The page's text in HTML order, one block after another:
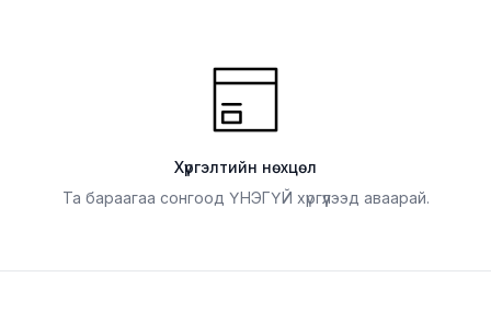
Хүргэлтийн нөхцөл
Та бараагаа сонгоод ҮНЭГҮЙ хүргүүлээд аваарай.